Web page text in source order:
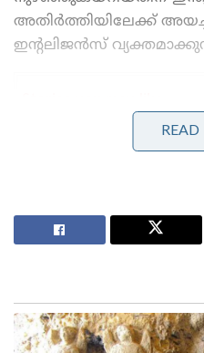
അതിര്‍ത്തിയിലേക്ക്
ഇന്റലിജന്‍സ്
തദ്ദേശീയമായി
കപ്പൽ കമ്മീഷൻ ചെയ്ത്
നേരത്തെ ലഘുലേഖകളും
പ്രവിശ്യകളിലെ പ്രവിശ്യാ
നാട്ടുകാര്‍ക്കും വിതരണം